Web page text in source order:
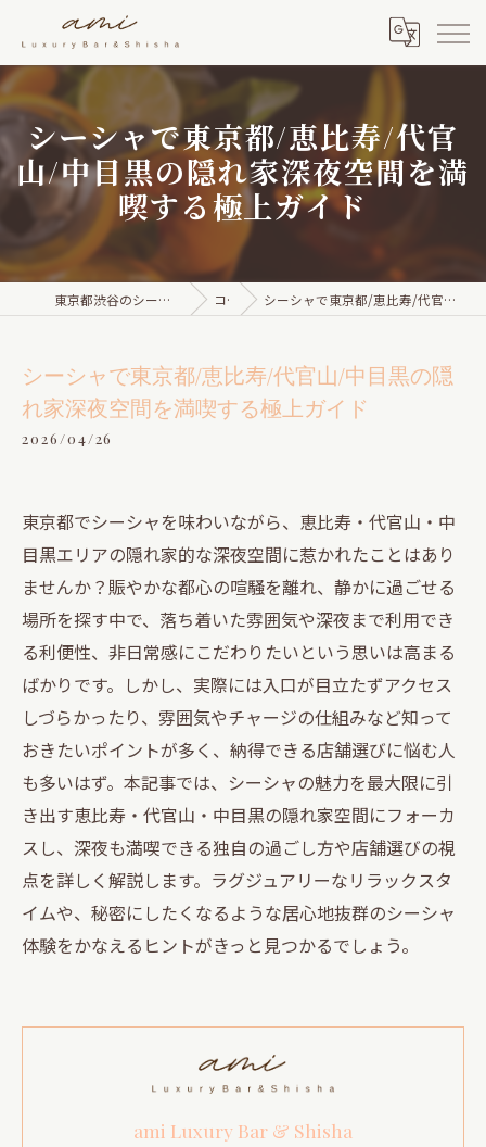
シーシャで東京都/恵比寿/代官
山/中目黒の隠れ家深夜空間を満
喫する極上ガイド
東京都渋谷のシーシャならami Luxury Bar & Shisha コラム シーシャで東京都/恵比寿/代官山/中目黒の隠れ家深夜空間を満喫する極上ガイド
シーシャで東京都/恵比寿/代官山/中目黒の隠
れ家深夜空間を満喫する極上ガイド
2026/04/26
東京都でシーシャを味わいながら、恵比寿・代官山・中
目黒エリアの隠れ家的な深夜空間に惹かれたことはあり
ませんか？賑やかな都心の喧騒を離れ、静かに過ごせる
場所を探す中で、落ち着いた雰囲気や深夜まで利用でき
る利便性、非日常感にこだわりたいという思いは高まる
ばかりです。しかし、実際には入口が目立たずアクセス
しづらかったり、雰囲気やチャージの仕組みなど知って
おきたいポイントが多く、納得できる店舗選びに悩む人
も多いはず。本記事では、シーシャの魅力を最大限に引
き出す恵比寿・代官山・中目黒の隠れ家空間にフォーカ
スし、深夜も満喫できる独自の過ごし方や店舗選びの視
点を詳しく解説します。ラグジュアリーなリラックスタ
イムや、秘密にしたくなるような居心地抜群のシーシャ
体験をかなえるヒントがきっと見つかるでしょう。
ami Luxury Bar & Shisha